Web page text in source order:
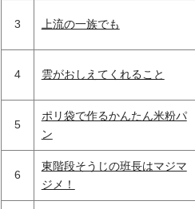
3 上流の一族でも
4 雲がおしえてくれること
5
ポリ袋で作るかんたん米粉パ
ン
6
東階段そうじの班長はマジマ
ジメ！